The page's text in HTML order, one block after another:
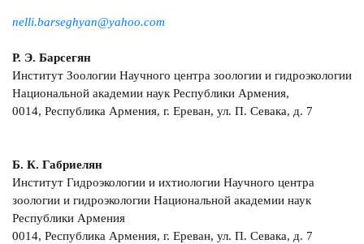
nelli.barseghyan@yahoo.com
Р. Э. Барсегян
Институт Зоологии Научного центра зоологии и гидроэкологии
Национальной академии наук Республики Армения,
0014, Республика Армения, г. Ереван, ул. П. Севака, д. 7
Б. К. Габриелян
Институт Гидроэкологии и ихтиологии Научного центра
зоологии и гидроэкологии Национальной академии наук
Республики Армения
0014, Республика Армения, г. Ереван, ул. П. Севака, д. 7